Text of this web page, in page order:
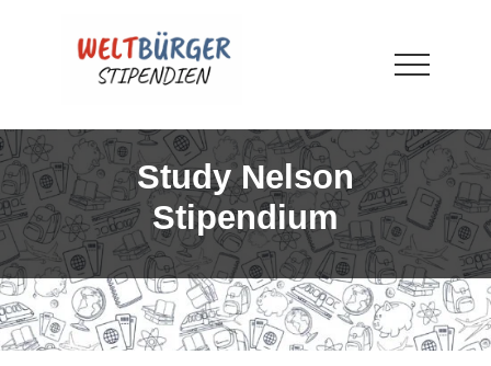
Stipendien
Menu
Study Nelson
Stipendium